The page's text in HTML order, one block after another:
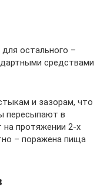
остального –
средствами
и зазорам, что
пересыпают в
на протяжении 2-х
– поражена пища